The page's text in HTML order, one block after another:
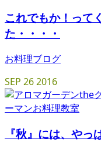
これでもか！って
た・・・・
お料理ブログ
SEP 262016
『秋』には、や